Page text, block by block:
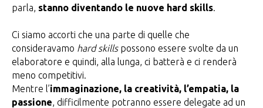
parla, stanno diventando le nuove hard skills.
Ci siamo accorti che una parte di quelle che
consideravamo hard skills possono essere svolte da un
elaboratore e quindi, alla lunga, ci batterà e ci renderà
meno competitivi.
Mentre l’immaginazione, la creatività, l’empatia, la
passione, difficilmente potranno essere delegate ad un